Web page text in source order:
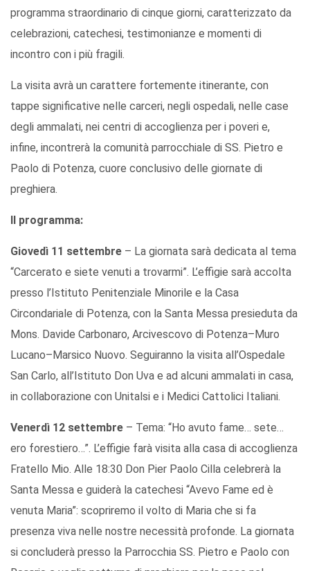
programma straordinario di cinque giorni, caratterizzato da
celebrazioni, catechesi, testimonianze e momenti di
incontro con i più fragili.
La visita avrà un carattere fortemente itinerante, con
tappe significative nelle carceri, negli ospedali, nelle case
degli ammalati, nei centri di accoglienza per i poveri e,
infine, incontrerà la comunità parrocchiale di SS. Pietro e
Paolo di Potenza, cuore conclusivo delle giornate di
preghiera.
Il programma:
Giovedì 11 settembre – La giornata sarà dedicata al tema
“Carcerato e siete venuti a trovarmi”. L’effigie sarà accolta
presso l’Istituto Penitenziale Minorile e la Casa
Circondariale di Potenza, con la Santa Messa presieduta da
Mons. Davide Carbonaro, Arcivescovo di Potenza–Muro
Lucano–Marsico Nuovo. Seguiranno la visita all’Ospedale
San Carlo, all’Istituto Don Uva e ad alcuni ammalati in casa,
in collaborazione con Unitalsi e i Medici Cattolici Italiani.
Venerdì 12 settembre – Tema: “Ho avuto fame… sete…
ero forestiero…”. L’effigie farà visita alla casa di accoglienza
Fratello Mio. Alle 18:30 Don Pier Paolo Cilla celebrerà la
Santa Messa e guiderà la catechesi “Avevo Fame ed è
venuta Maria”: scopriremo il volto di Maria che si fa
presenza viva nelle nostre necessità profonde. La giornata
si concluderà presso la Parrocchia SS. Pietro e Paolo con